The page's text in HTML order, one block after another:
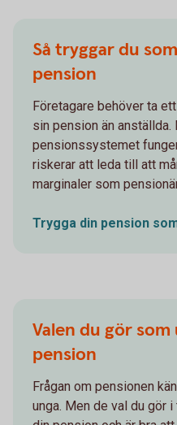
Så tryggar du
pension
Företagare behöver ta
sin pension än anställda.
pensionssystemet
riskerar att leda till att
marginaler som
Trygga din pension
Valen du gör
pension
Frågan om pensionen
unga. Men de val du gör